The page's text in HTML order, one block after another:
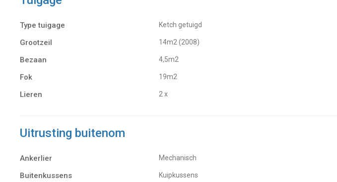
Type tuigage Ketch getuigd
Grootzeil 14m2 (2008)
Bezaan 4,5m2
Fok 19m2
Lieren 2 x
Uitrusting buitenom
Ankerlier Mechanisch
Buitenkussens Kuipkussens